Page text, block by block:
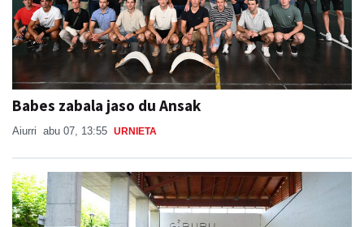
Babes zabala jaso du Ansak
Aiurri abu 07, 13:55 URNIETA